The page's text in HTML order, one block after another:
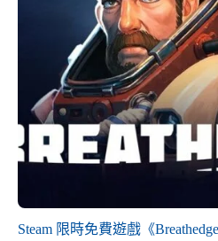
Steam 限時免費遊戲《